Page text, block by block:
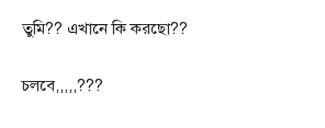
তুমি?? এখানে কি করছো??
চলবে,,,,,???